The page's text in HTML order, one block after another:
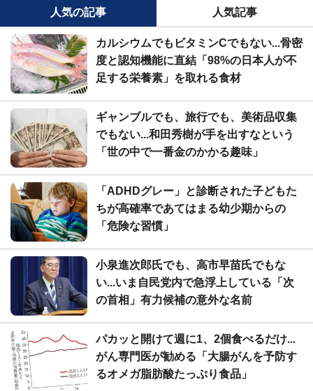
人気の記事
人気記事
カルシウムでもビタミンCでもない...骨密
度と認知機能に直結「98%の日本人が不
足する栄養素」を取れる食材
ギャンブルでも、旅行でも、美術品収集
でもない...和田秀樹が手を出すなという
「世の中で一番金のかかる趣味」
「ADHDグレー」と診断された子どもた
ちが高確率であてはまる幼少期からの
「危険な習慣」
小泉進次郎氏でも、高市早苗氏でもな
い...いま自民党内で急浮上している「次
の首相」有力候補の意外な名前
パカッと開けて週に1、2個食べるだけ...
がん専門医が勧める「大腸がんを予防す
るオメガ脂肪酸たっぷり食品」